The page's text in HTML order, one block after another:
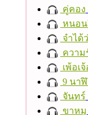
คู่คอง
หนอน
จำได้
ความ
เพ้อเ
9 นา
จันทร์
ขาหมู